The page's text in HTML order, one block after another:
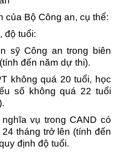
của Bộ Công an, cụ thể:
độ tuổi:
sỹ Công an trong biên
đến năm dự thi).
không quá 20 tuổi, học
số không quá 22 tuổi
vụ trong CAND có
tháng trở lên (tính đến
định độ tuổi.